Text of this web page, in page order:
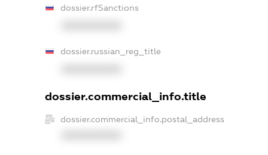
dossier.rfSanctions
dossier.russian_reg_title
dossier.commercial_info.title
dossier.commercial_info.postal_address